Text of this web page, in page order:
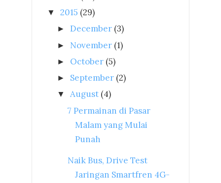
▼ 2015 (29)
► December (3)
► November (1)
► October (5)
► September (2)
▼August (4)
7 Permainan di Pasar
Malam yang Mulai
Punah
Naik Bus, Drive Test
Jaringan Smartfren 4G-